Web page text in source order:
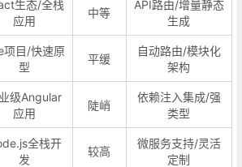
生态/全栈
应用
中等
API路由/增量静态
生成
项目/快速原
型
平缓
自动路由/模块化
架构
级Angular
应用
陡峭
依赖注入集成/强
类型
全栈开
发
较高
微服务支持/灵活
定制